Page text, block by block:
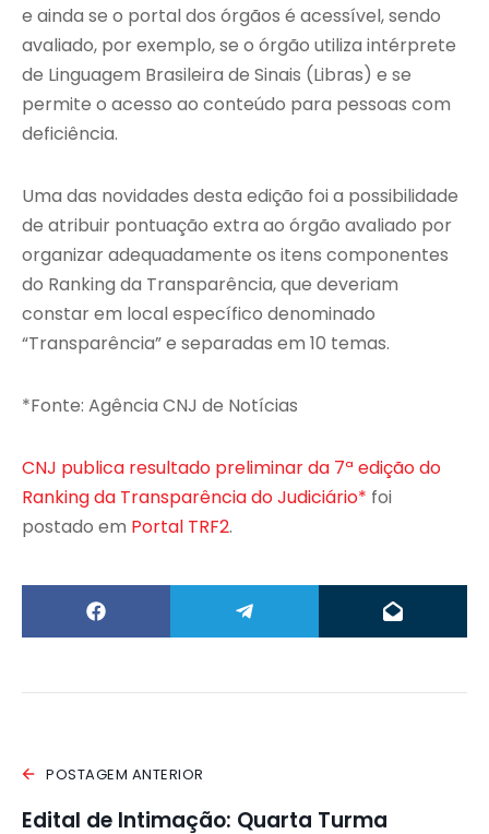
e ainda se o portal dos órgãos é acessível, sendo
avaliado, por exemplo, se o órgão utiliza intérprete
de Linguagem Brasileira de Sinais (Libras) e se
permite o acesso ao conteúdo para pessoas com
deficiência.
Uma das novidades desta edição foi a possibilidade
de atribuir pontuação extra ao órgão avaliado por
organizar adequadamente os itens componentes
do Ranking da Transparência, que deveriam
constar em local específico denominado
“Transparência” e separadas em 10 temas.
*Fonte: Agência CNJ de Notícias
CNJ publica resultado preliminar da 7ª edição do
Ranking da Transparência do Judiciário* foi
postado em Portal TRF2.
POSTAGEM ANTERIOR
Edital de Intimação: Quarta Turma